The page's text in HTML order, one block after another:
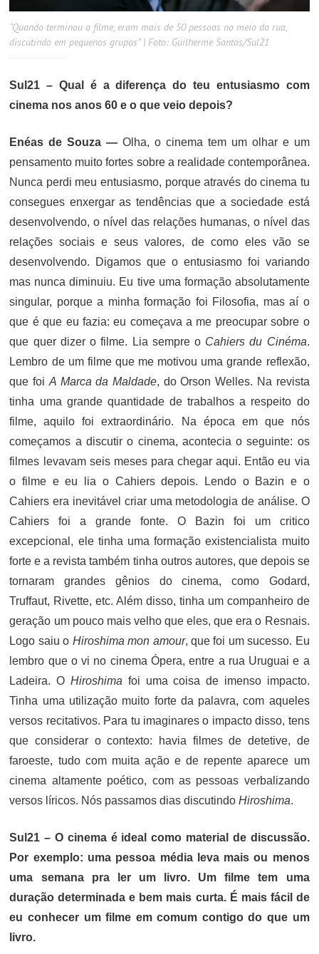
“Quando terminou o filme, eram mais de 50 pessoas no meio da rua,
discutindo em pequenos grupos” | Foto: Guilherme Santos/Sul21
Sul21 – Qual é a diferença do teu entusiasmo com
cinema nos anos 60 e o que veio depois?
Enéas de Souza — Olha, o cinema tem um olhar e um
pensamento muito fortes sobre a realidade contemporânea.
Nunca perdi meu entusiasmo, porque através do cinema tu
consegues enxergar as tendências que a sociedade está
desenvolvendo, o nível das relações humanas, o nível das
relações sociais e seus valores, de como eles vão se
desenvolvendo. Digamos que o entusiasmo foi variando
mas nunca diminuiu. Eu tive uma formação absolutamente
singular, porque a minha formação foi Filosofia, mas aí o
que é que eu fazia: eu começava a me preocupar sobre o
que quer dizer o filme. Lia sempre o Cahiers du Cinéma.
Lembro de um filme que me motivou uma grande reflexão,
que foiA Marca da Maldade, do Orson Welles. Na revista
tinha uma grande quantidade de trabalhos a respeito do
filme, aquilo foi extraordinário. Na época em que nós
começamos a discutir o cinema, acontecia o seguinte: os
filmes levavam seis meses para chegar aqui. Então eu via
o filme e eu lia o Cahiers depois. Lendo o Bazin e o
Cahiers era inevitável criar uma metodologia de análise. O
Cahiers foi a grande fonte. O Bazin foi um critico
excepcional, ele tinha uma formação existencialista muito
forte e a revista também tinha outros autores, que depois se
tornaram grandes gênios do cinema, como Godard,
Truffaut, Rivette, etc. Além disso, tinha um companheiro de
geração um pouco mais velho que eles, que era o Resnais.
Logo saiu o Hiroshima mon amour, que foi um sucesso. Eu
lembro que o vi no cinema Ópera, entre a rua Uruguai e a
Ladeira. O Hiroshimafoi uma coisa de imenso impacto.
Tinha uma utilização muito forte da palavra, com aqueles
versos recitativos. Para tu imaginares o impacto disso, tens
que considerar o contexto: havia filmes de detetive, de
faroeste, tudo com muita ação e de repente aparece um
cinema altamente poético, com as pessoas verbalizando
versos líricos. Nós passamos dias discutindoHiroshima.
Sul21 – O cinema é ideal como material de discussão.
Por exemplo: uma pessoa média leva mais ou menos
uma semana pra ler um livro. Um filme tem uma
duração determinada e bem mais curta. É mais fácil de
eu conhecer um filme em comum contigo do que um
livro.